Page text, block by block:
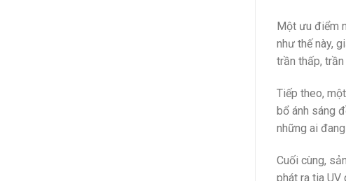
Một ưu điểm
như thế này,
trần thấp,
Tiếp theo,
bổ ánh sáng
những ai
Cuối cùng,
phát ra tia UV